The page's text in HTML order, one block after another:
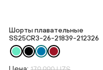
Шорты плавательные
SS25CR3-26-21839-212326